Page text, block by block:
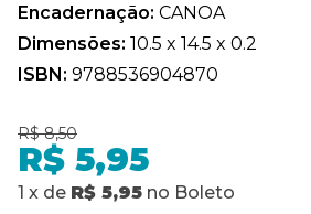
Encadernação: CANOA
Dimensões: 10.5 x 14.5 x 0.2
ISBN: 9788536904870
R$ 8,50
R$ 5,95
1 x de R$ 5,95 no Boleto